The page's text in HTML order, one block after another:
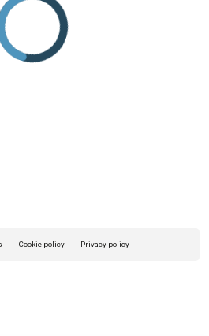
Cookie policy Privacy policy